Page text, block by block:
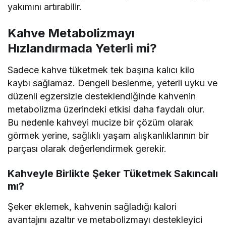
yakımını artırabilir.
Kahve Metabolizmayı
Hızlandırmada Yeterli mi?
Sadece kahve tüketmek tek başına kalıcı kilo
kaybı sağlamaz. Dengeli beslenme, yeterli uyku ve
düzenli egzersizle desteklendiğinde kahvenin
metabolizma üzerindeki etkisi daha faydalı olur.
Bu nedenle kahveyi mucize bir çözüm olarak
görmek yerine, sağlıklı yaşam alışkanlıklarının bir
parçası olarak değerlendirmek gerekir.
Kahveyle Birlikte Şeker Tüketmek Sakıncalı
mı?
Şeker eklemek, kahvenin sağladığı kalori
avantajını azaltır ve metabolizmayı destekleyici